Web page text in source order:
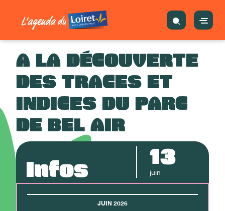
A LA DÉCOUVERTE
DES TRACES ET
INDICES DU PARC
DE BEL AIR
Infos 13
juin
JUIN 2026